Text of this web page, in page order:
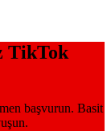
TikTok
başvurun. Basit